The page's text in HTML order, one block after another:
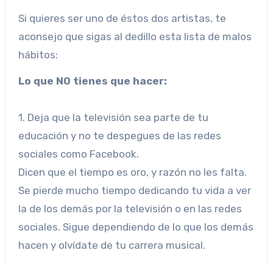
Si quieres ser uno de éstos dos artistas, te
aconsejo que sigas al dedillo esta lista de malos
hábitos:
Lo que NO tienes que hacer:
1. Deja que la televisión sea parte de tu
educación y no te despegues de las redes
sociales como Facebook.
Dicen que el tiempo es oro, y razón no les falta.
Se pierde mucho tiempo dedicando tu vida a ver
la de los demás por la televisión o en las redes
sociales. Sigue dependiendo de lo que los demás
hacen y olvídate de tu carrera musical.